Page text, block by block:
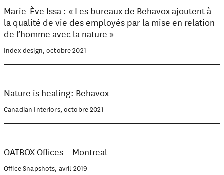
Marie-Ève Issa : « Les bureaux de Behavox ajoutent à
la qualité de vie des employés par la mise en relation
de l’homme avec la nature »
Index-design, octobre 2021
Nature is healing: Behavox
Canadian Interiors, octobre 2021
OATBOX Offices – Montreal
Office Snapshots, avril 2019